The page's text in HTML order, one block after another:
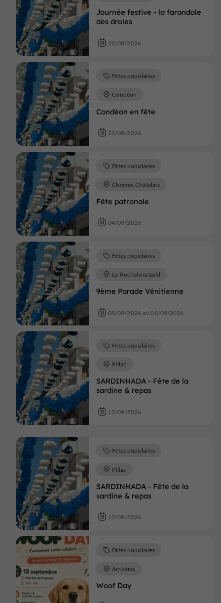
Journée festive - la farandole
des droles
22/08/2026
Condéon en fête
Fêtes populaires
Condéon
22/08/2026
Fête patronale
Fêtes populaires
Cherves-Châtelars
04/09/2026
9ème Parade Vénitienne
Fêtes populaires
La Rochefoucauld
05/09/2026 au 06/09/2026
SARDINHADA - Fête de la
sardine & repas
Fêtes populaires
Pillac
12/09/2026
SARDINHADA - Fête de la
sardine & repas
Fêtes populaires
Pillac
12/09/2026
Woof Day
Fêtes populaires
Ambérac